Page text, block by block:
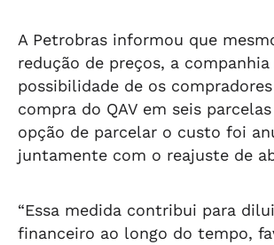
A Petrobras informou que
redução de preços, a
possibilidade de os
compra do QAV em seis
opção de parcelar o custo foi
juntamente com o reajuste de
“Essa medida contribui para
financeiro ao longo do tempo,